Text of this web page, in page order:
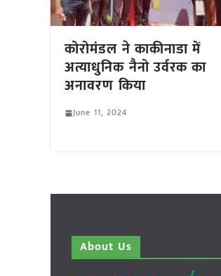
कोरोमंडल ने काकीनाडा में
अत्याधुनिक नैनो उर्वरक का
अनावरण किया
June 11, 2024
About Us